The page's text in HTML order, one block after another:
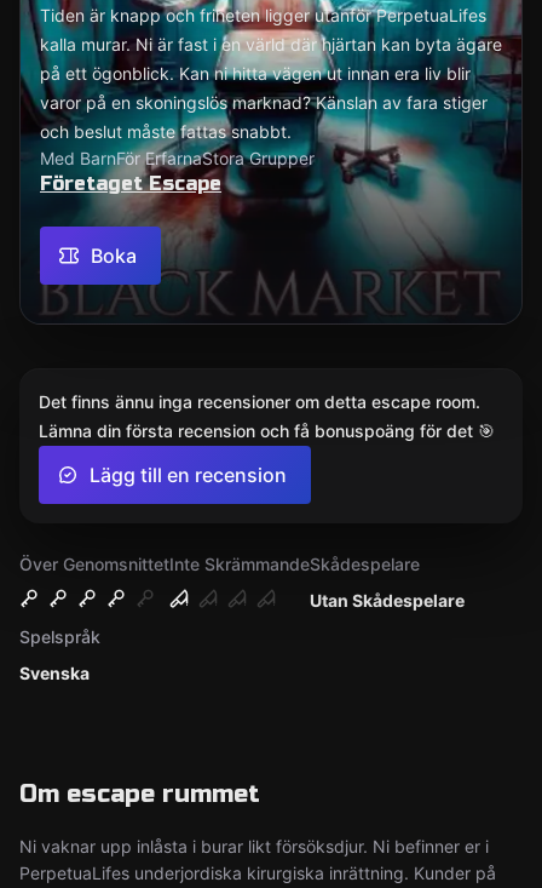
Tiden är knapp och friheten ligger utanför PerpetuaLifes
kalla murar. Ni är fast i en värld där hjärtan kan byta ägare
på ett ögonblick. Kan ni hitta vägen ut innan era liv blir
varor på en skoningslös marknad? Känslan av fara stiger
och beslut måste fattas snabbt.
Med BarnFör ErfarnaStora Grupper
Företaget Escape
Boka
Över GenomsnittetInte Skrämmande
Utan Skådespelare
Skådespelare
Svenska
Spelspråk
Om escape rummet
Ni vaknar upp inlåsta i burar likt försöksdjur. Ni befinner er i
PerpetuaLifes underjordiska kirurgiska inrättning. Kunder på
Det finns ännu inga recensioner om detta escape room.
Lämna din första recension och få bonuspoäng för det 🎯
Lägg till en recension